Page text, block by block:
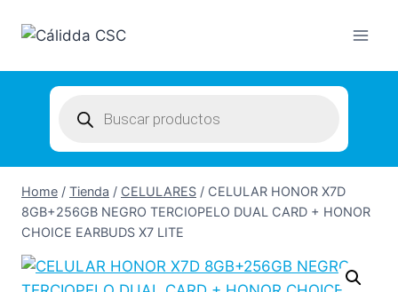
search
Home / Tienda / CELULARES / CELULAR HONOR X7D
8GB+256GB NEGRO TERCIOPELO DUAL CARD + HONOR
CHOICE EARBUDS X7 LITE